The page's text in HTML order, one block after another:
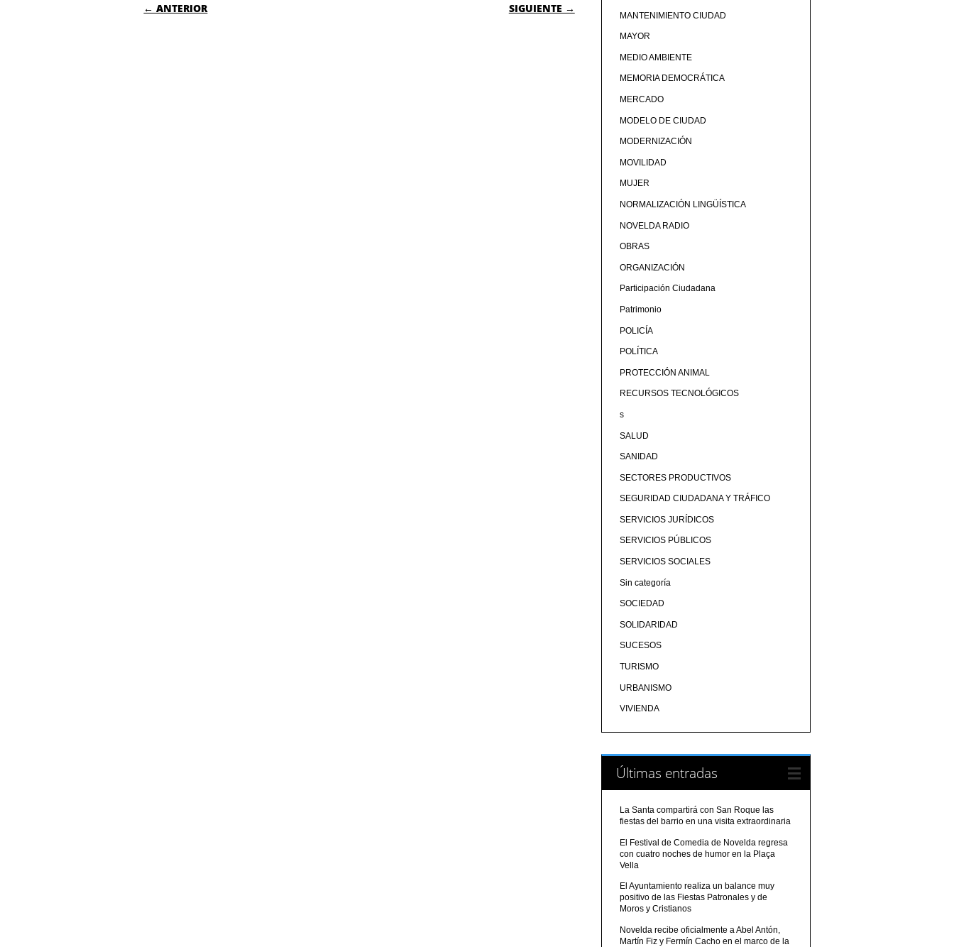
← ANTERIOR SIGUIENTE →
MANTENIMIENTO CIUDAD
MAYOR
MEDIO AMBIENTE
MEMORIA DEMOCRÁTICA
MERCADO
MODELO DE CIUDAD
MODERNIZACIÓN
MOVILIDAD
MUJER
NORMALIZACIÓN LINGÜÍSTICA
NOVELDA RADIO
OBRAS
ORGANIZACIÓN
Participación Ciudadana
Patrimonio
POLICÍA
POLÍTICA
PROTECCIÓN ANIMAL
RECURSOS TECNOLÓGICOS
s
SALUD
SANIDAD
SECTORES PRODUCTIVOS
SEGURIDAD CIUDADANA Y TRÁFICO
SERVICIOS JURÍDICOS
SERVICIOS PÚBLICOS
SERVICIOS SOCIALES
Sin categoría
SOCIEDAD
SOLIDARIDAD
SUCESOS
TURISMO
URBANISMO
VIVIENDA
Últimas entradas
La Santa compartirá con San Roque las
fiestas del barrio en una visita extraordinaria
El Festival de Comedia de Novelda regresa
con cuatro noches de humor en la Plaça
Vella
El Ayuntamiento realiza un balance muy
positivo de las Fiestas Patronales y de
Moros y Cristianos
Novelda recibe oficialmente a Abel Antón,
Martín Fiz y Fermín Cacho en el marco de la